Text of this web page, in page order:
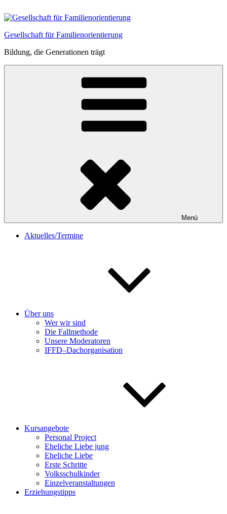
Inhalt
Gesellschaft für Familienorientierung
Bildung, die Generationen trägt
Menü
Aktuelles/Termine
Über uns
Wer wir sind
Die Fallmethode
Unsere Moderatoren
IFFD–Dachorganisation
Kursangebote
Personal Project
Eheliche Liebe jung
Eheliche Liebe
Erste Schritte
Volksschulkinder
Einzelveranstaltungen
Erziehungstipps